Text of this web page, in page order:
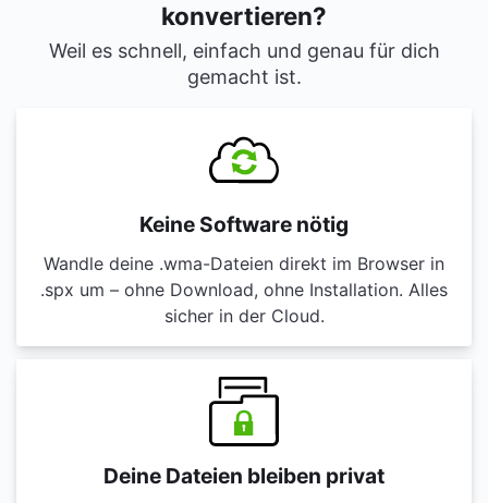
konvertieren?
Weil es schnell, einfach und genau für dich
gemacht ist.
Keine Software nötig
Wandle deine .wma-Dateien direkt im Browser in
.spx um – ohne Download, ohne Installation. Alles
sicher in der Cloud.
Deine Dateien bleiben privat